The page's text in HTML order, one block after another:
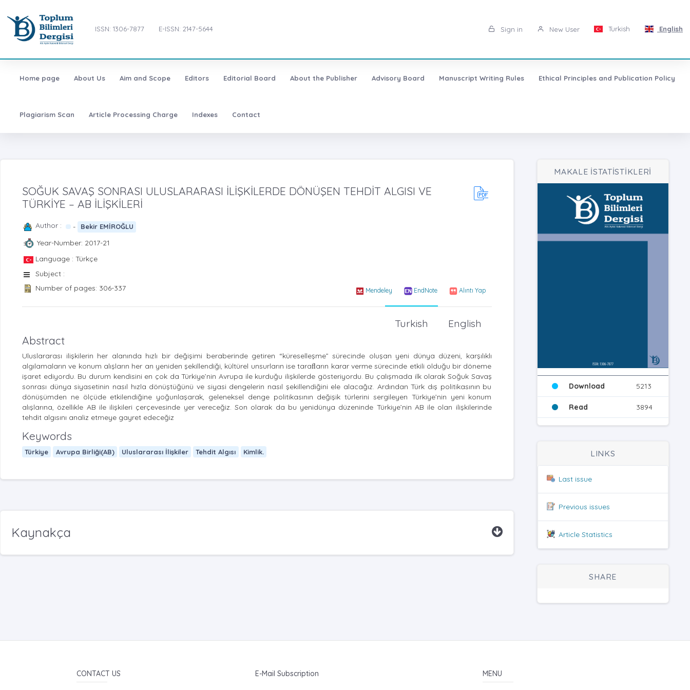
ISSN: 1306-7877 E-ISSN: 2147-5644 Sign in New User Turkish English
Home page About Us Aim and Scope Editors Editorial Board About the Publisher Advisory Board Manuscript Writing Rules Ethical Principles and Publication Policy
Plagiarism Scan Article Processing Charge Indexes Contact
SOĞUK SAVAŞ SONRASI ULUSLARARASI İLİŞKİLERDE DÖNÜŞEN TEHDİT ALGISI VE
TÜRKİYE – AB İLİŞKİLERİ
Author : - Bekir EMİROĞLU
Year-Number: 2017-21
Language : Türkçe
Subject :
Number of pages: 306-337
Mendeley EndNote Alıntı Yap
English
Turkish
Abstract
Uluslararası ilişkilerin her alanında hızlı bir değişimi beraberinde getiren “küreselleşme” sürecinde oluşan yeni dünya düzeni, karşılıklı
algılamaların ve konum alışların her an yeniden şekillendiği, kültürel unsurların ise taraﬂarın karar verme sürecinde etkili olduğu bir döneme
işaret ediyordu. Bu durum kendisini en çok da Türkiye’nin Avrupa ile kurduğu ilişkilerde gösteriyordu. Bu çalışmada ilk olarak Soğuk Savaş
sonrası dünya siyasetinin nasıl hızla dönüştüğünü ve siyasi dengelerin nasıl şekillendiğini ele alacağız. Ardından Türk dış politikasının bu
dönüşümden ne ölçüde etkilendiğine yoğunlaşarak, geleneksel denge politikasının değişik türlerini sergileyen Türkiye’nin yeni konum
alışlarına, özellikle AB ile ilişkileri çerçevesinde yer vereceğiz. Son olarak da bu yenidünya düzeninde Türkiye’nin AB ile olan ilişkilerinde
tehdit algısını analiz etmeye gayret edeceğiz
Keywords
Türkiye Avrupa Birliği(AB) Uluslararası İlişkiler Tehdit Algısı Kimlik.
Kaynakça
MAKALE İSTATİSTİKLERİ
Download 5213
Read 3894
LINKS
Last issue
Previous issues
Article Statistics
SHARE
CONTACT US E-Mail Subscription MENU